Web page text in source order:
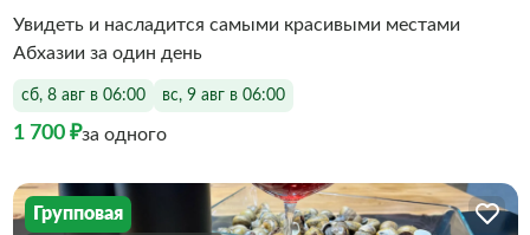
Увидеть и насладится самыми красивыми местами
Абхазии за один день
сб, 8 авг в 06:00 вс, 9 авг в 06:00
1 700 ₽за одного
Групповая